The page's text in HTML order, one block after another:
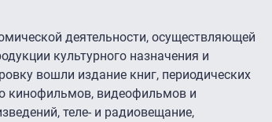
деятельности, осуществляющей
культурного назначения и
вошли издание книг, периодических
кинофильмов, видеофильмов и
теле- и радиовещание,